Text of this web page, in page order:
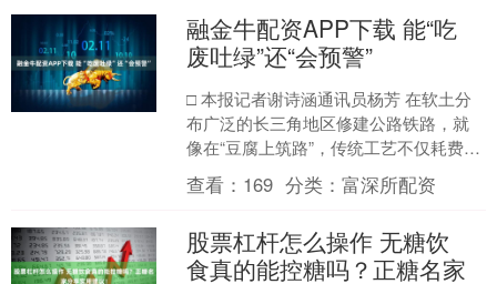
融金牛配资APP下载 能“吃
废吐绿”还“会预警”
□ 本报记者谢诗涵通讯员杨芳 在软土分
布广泛的长三角地区修建公路铁路，就
像在“豆腐上筑路”，传统工艺不仅耗费大
量水泥、碳排放大、费用高昂，还面临
路基加固理论“不....
查看： 169 分类：富深所配资
股票杠杆怎么操作 无糖饮
食真的能控糖吗？正糖名家